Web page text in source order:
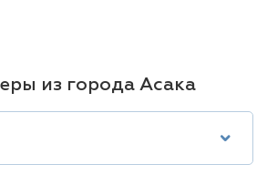
из города Асака